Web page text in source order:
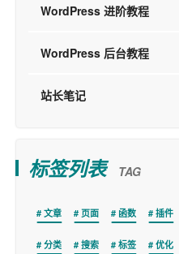
WordPress 进阶教程
WordPress 后台教程
站长笔记
标签列表 TAG
文章 页面 函数 插件
分类 搜索 标签 优化